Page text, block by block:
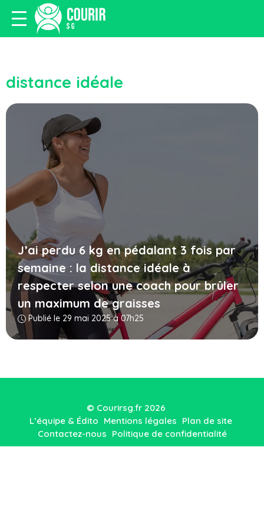
distance idéale
J’ai perdu 6 kg en pédalant 3 fois par
semaine : la distance idéale à
respecter selon une coach pour brûler
un maximum de graisses
Publié le 29 mai 2025 à 07h25
© Courirsg.fr 2026
L’équipe & Édito Mentions légales Plan de site
Contactez-nous Politique de confidentialité